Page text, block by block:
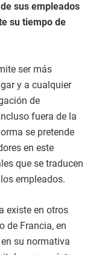
sus empleados
su tiempo de
ser más
y a cualquier
de
fuera de la
se pretende
en este
que se traducen
empleados.
existe en otros
de Francia, en
su normativa